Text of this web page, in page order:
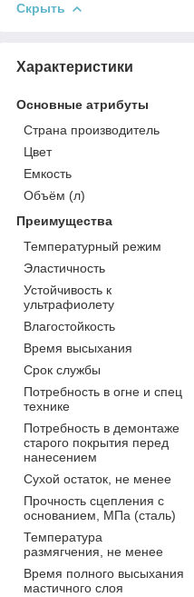
Скрыть
Характеристики
Основные атрибуты
Страна производитель
Цвет
Емкость
Объём (л)
Преимущества
Температурный режим
Эластичность
Устойчивость к
ультрафиолету
Влагостойкость
Время высыхания
Срок службы
Потребность в огне и спец
технике
Потребность в демонтаже
старого покрытия перед
нанесением
Сухой остаток, не менее
Прочность сцепления с
основанием, МПа (сталь)
Температура
размягчения, не менее
Время полного высыхания
мастичного слоя